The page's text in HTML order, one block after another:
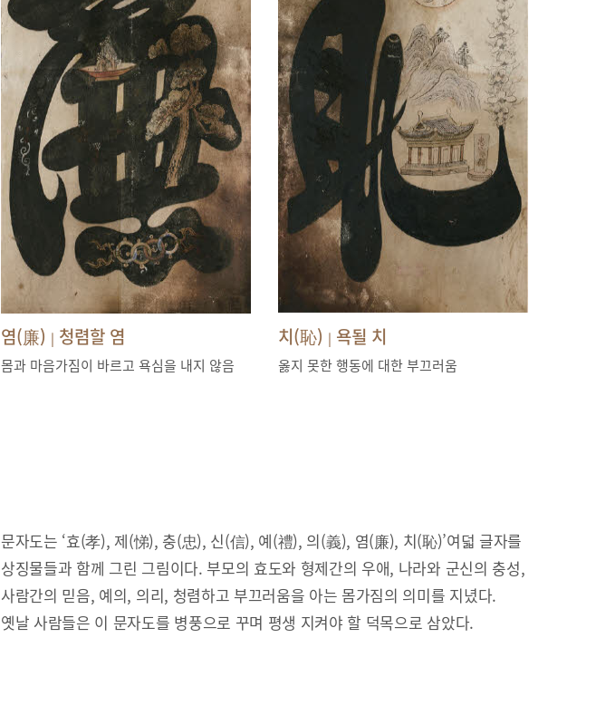
염(廉) | 청렴할 염
몸과 마음가짐이 바르고 욕심을 내지 않음
치(恥) | 욕될 치
옳지 못한 행동에 대한 부끄러움
문자도는 ‘효(孝), 제(悌), 충(忠), 신(信), 예(禮), 의(義), 염(廉), 치(恥)’여덟 글자를
상징물들과 함께 그린 그림이다. 부모의 효도와 형제간의 우애, 나라와 군신의 충성,
사람간의 믿음, 예의, 의리, 청렴하고 부끄러움을 아는 몸가짐의 의미를 지녔다.
옛날 사람들은 이 문자도를 병풍으로 꾸며 평생 지켜야 할 덕목으로 삼았다.